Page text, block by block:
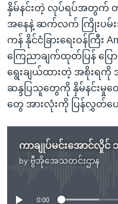
နှိမ်နင်းတဲ့ လုပ်ရပ်အတွက်
အနေနဲ့ ဆက်လက် ကြိုးပမ်းသွ
ကန် နိုင်ငံခြားရေးဝန်ကြီး
ကြေညာချက်ထုတ်ပြန် ပြ
ရွေးချယ်ထားတဲ့ အစိုးရကို အ
ဆန္ဒပြသူတွေကို နှိမ်နင်းမှုတွ
တွေ အားလုံးကို ပြန်လွှတ်ပ
by ဗွီအိုအေသတင်းဌာန
No media
0:00